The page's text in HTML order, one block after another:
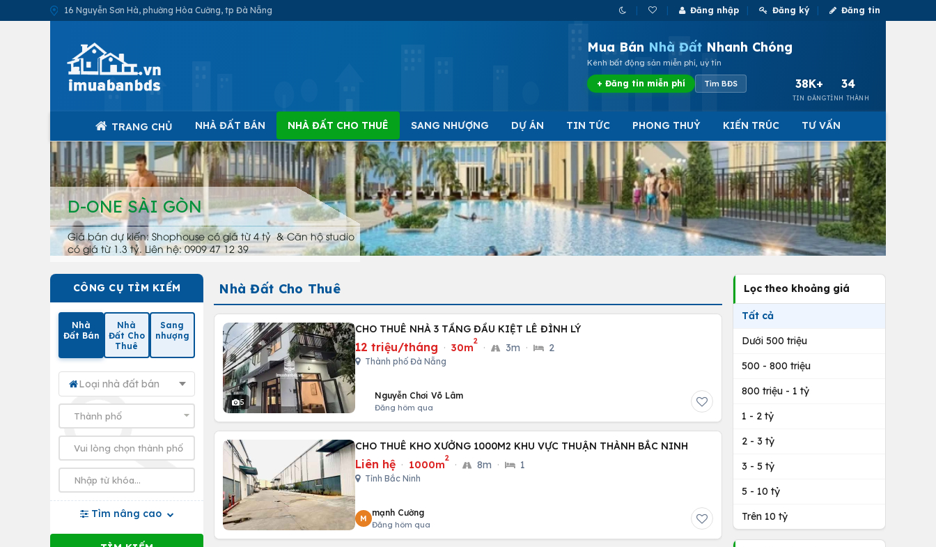
16 Nguyễn Sơn Hà, phường Hòa Cường, tp Đà Nẵng Đăng nhập Đăng ký Đăng tin
Mua Bán Nhà Đất Nhanh Chóng
Kênh bất động sản miễn phí, uy tín
+ Đăng tin miễn phí Tìm BĐS 38K+
TIN ĐĂNG
34
TỈNH THÀNH
TRANG CHỦ NHÀ ĐẤT BÁN NHÀ ĐẤT CHO THUÊ SANG NHƯỢNG DỰ ÁN TIN TỨC PHONG THUỶ KIẾN TRÚC TƯ VẤN
D-ONE SÀI GÒN
Giá bán dự kiến: Shophouse có giá từ 4 tỷ & Căn hộ studio
có giá từ 1.3 tỷ. Liên hệ: 0909 47 12 39
CÔNG CỤ TÌM KIẾM
Nhà
Đất Bán
Nhà
Đất Cho
Thuê
Sang
nhượng
Loại nhà đất bán
Tìm nâng cao
Nhà Đất Cho Thuê
5
CHO THUÊ NHÀ 3 TẦNG ĐẦU KIỆT LÊ ĐÌNH LÝ
12 triệu/tháng · 30m
2
· 3m · 2
Thành phố Đà Nẵng
Nguyễn Chơi Võ Lâm
Đăng hôm qua
CHO THUÊ KHO XƯỞNG 1000M2 KHU VỰC THUẬN THÀNH BẮC NINH
Liên hệ · 1000m
2
· 8m · 1
Tỉnh Bắc Ninh
M
mạnh Cường
Đăng hôm qua
Lọc theo khoảng giá
Tất cả
Dưới 500 triệu
500 - 800 triệu
800 triệu - 1 tỷ
1 - 2 tỷ
2 - 3 tỷ
3 - 5 tỷ
5 - 10 tỷ
Trên 10 tỷ